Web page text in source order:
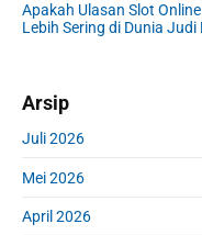
Apakah Ulasan Slot
Lebih Sering di Dunia Judi
Arsip
Juli 2026
Mei 2026
April 2026